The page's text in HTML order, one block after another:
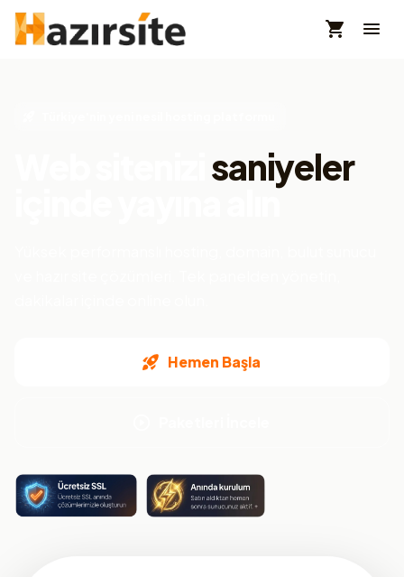
saniyeler
içinde yayına alın
Hemen Başla